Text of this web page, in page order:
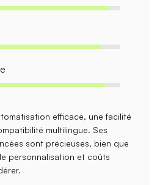
efficace, unefacilité
multilingue. Ses
sont précieuses, bien que
personnalisation et coûts